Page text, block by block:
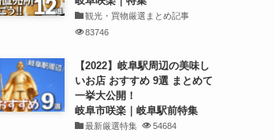
観光・買物厳選まとめ記事
83746
【2022】岐阜駅周辺の美味し
いお店 おすすめ 9選 まとめて
一挙大公開！
岐阜市咲楽｜岐阜駅前特集
最新厳選特集 54684